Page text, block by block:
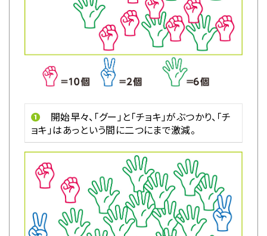
❶ 開始早々、「グー」と「チョキ」がぶつかり、「チ
ョキ」はあっという間に二つにまで激減。